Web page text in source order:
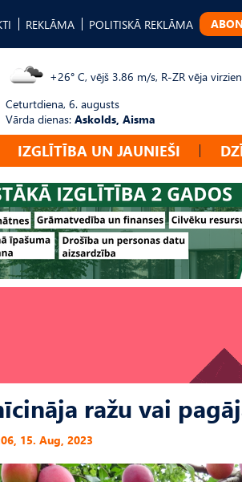
REKLĀMA POLITISKĀ REKLĀMA
+26° C, vējš 3.86 m/s, R-ZR vēja
Ceturtdiena, 6. augusts
Vārda dienas: Askolds, Aisma
IZGLĪTĪBA UN JAUNIEŠI
ražu vai
15. Aug, 2023